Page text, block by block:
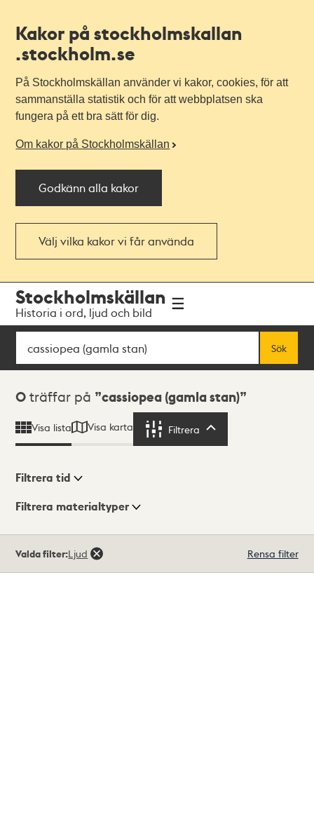
Kakor på stockholmskallan
.stockholm.se
På Stockholmskällan använder vi kakor, cookies, för att
sammanställa statistik och för att webbplatsen ska
fungera på ett bra sätt för dig.
Om kakor på Stockholmskällan
Godkänn alla kakor
Välj vilka kakor vi får använda
navigationen
huvudinnehållet
Stockholmskällan
Historia i ord, ljud och bild
Sök
Sök
Sökresultat
0 träffar på cassiopea (gamla stan)
Visa lista Visa karta Filtrera
Visningsläge
Filtrera tid
Filtrera materialtyper
träffar
Valda filter:Ljud Rensa filter